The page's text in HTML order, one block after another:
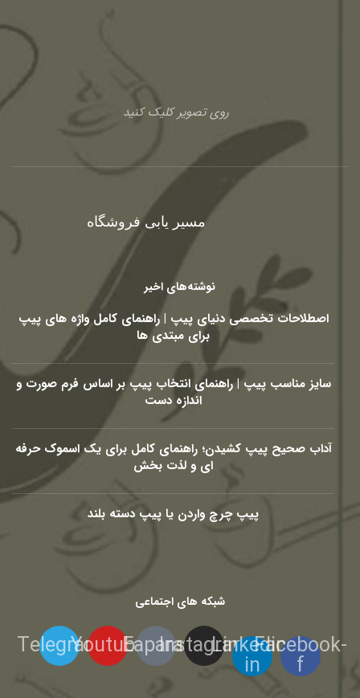
روی تصویر کلیک کنید
مسیر یابی فروشگاه
نوشته‌های اخیر
اصطلاحات تخصصی دنیای پیپ | راهنمای کامل واژه های پیپ
برای مبتدی ها
سایز مناسب پیپ | راهنمای انتخاب پیپ بر اساس فرم صورت و
اندازه دست
آداب صحیح پیپ کشیدن؛ راهنمای کامل برای یک اسموک حرفه
ای و لذت بخش
پیپ چرچ واردن یا پیپ دسته بلند
شبکه های اجتماعی
Facebook-
f
Linkedin-
in
Instagram
Eaparat
Youtube
Telegram